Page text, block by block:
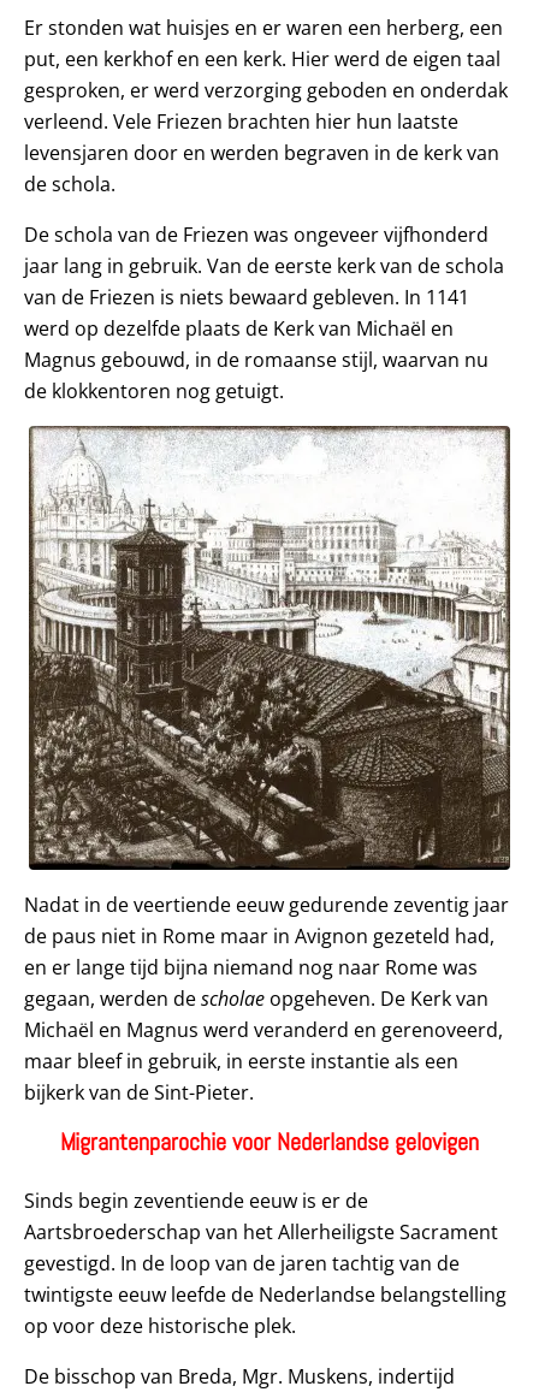
Er stonden wat huisjes en er waren een herberg, een
put, een kerkhof en een kerk. Hier werd de eigen taal
gesproken, er werd verzorging geboden en onderdak
verleend. Vele Friezen brachten hier hun laatste
levensjaren door en werden begraven in de kerk van
de schola.
De schola van de Friezen was ongeveer vijfhonderd
jaar lang in gebruik. Van de eerste kerk van de schola
van de Friezen is niets bewaard gebleven. In 1141
werd op dezelfde plaats de Kerk van Michaël en
Magnus gebouwd, in de romaanse stijl, waarvan nu
de klokkentoren nog getuigt.
Nadat in de veertiende eeuw gedurende zeventig jaar
de paus niet in Rome maar in Avignon gezeteld had,
en er lange tijd bijna niemand nog naar Rome was
gegaan, werden descholae opgeheven. De Kerk van
Michaël en Magnus werd veranderd en gerenoveerd,
maar bleef in gebruik, in eerste instantie als een
bijkerk van de Sint-Pieter.
Migrantenparochie voor Nederlandse gelovigen
Sinds begin zeventiende eeuw is er de
Aartsbroederschap van het Allerheiligste Sacrament
gevestigd. In de loop van de jaren tachtig van de
twintigste eeuw leefde de Nederlandse belangstelling
op voor deze historische plek.
De bisschop van Breda, Mgr. Muskens, indertijd